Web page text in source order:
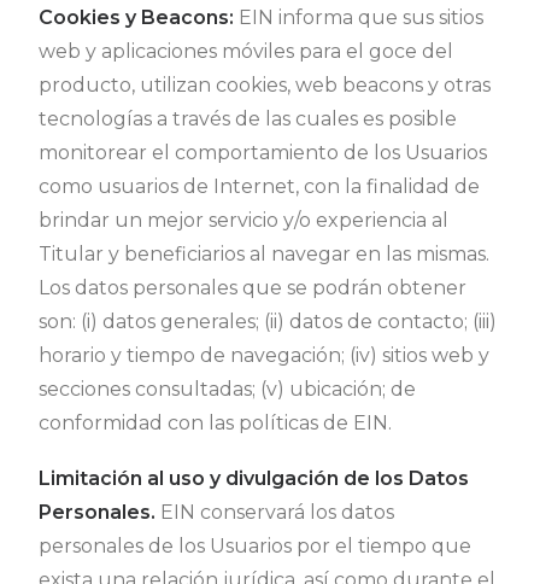
Cookies y Beacons: EIN informa que sus sitios
web y aplicaciones móviles para el goce del
producto, utilizan cookies, web beacons y otras
tecnologías a través de las cuales es posible
monitorear el comportamiento de los Usuarios
como usuarios de Internet, con la finalidad de
brindar un mejor servicio y/o experiencia al
Titular y beneficiarios al navegar en las mismas.
Los datos personales que se podrán obtener
son: (i) datos generales; (ii) datos de contacto; (iii)
horario y tiempo de navegación; (iv) sitios web y
secciones consultadas; (v) ubicación; de
conformidad con las políticas de EIN.
Limitación al uso y divulgación de los Datos
Personales. EIN conservará los datos
personales de los Usuarios por el tiempo que